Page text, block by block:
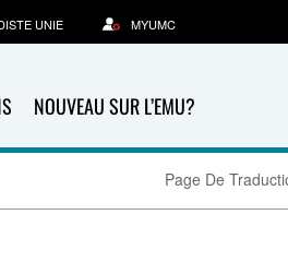
NOUVEAU SUR L’EMU?
UNIE MYUMC
Page De